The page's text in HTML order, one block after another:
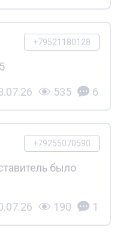
+79521180128
535 6
+79255070590
было
190 1